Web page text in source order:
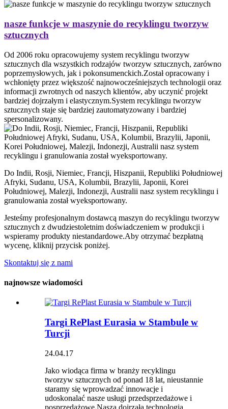
nasze funkcje w maszynie do recyklingu tworzyw
sztucznych
Od 2006 roku opracowujemy system recyklingu tworzyw
sztucznych dla wszystkich rodzajów tworzyw sztucznych, zarówno
poprzemysłowych, jak i pokonsumenckich.Został opracowany i
wchłonięty przez większość najnowocześniejszych technologii oraz
informacji zwrotnych od naszych klientów, aby uczynić projekt
bardziej dojrzałym i elastycznym.System recyklingu tworzyw
sztucznych staje się bardziej zautomatyzowany i bardziej
spersonalizowany.
Do Indii, Rosji, Niemiec, Francji, Hiszpanii, Republiki Południowej
Afryki, Sudanu, USA, Kolumbii, Brazylii, Japonii, Korei
Południowej, Malezji, Indonezji, Australii nasz system recyklingu i
granulowania został wyeksportowany.
Jesteśmy profesjonalnym dostawcą maszyn do recyklingu tworzyw
sztucznych z dwudziestoletnim doświadczeniem w produkcji i
wspieramy produkty niestandardowe.Aby otrzymać bezpłatną
wycenę, kliknij przycisk poniżej.
Skontaktuj się z nami
najnowsze wiadomości
Targi RePlast Eurasia w Stambule w
Turcji
24.04.17
Jako wiodąca firma w branży recyklingu
tworzyw sztucznych od ponad 18 lat, nieustannie
staramy się wprowadzać innowacje i
udoskonalać nasze usługi przedsprzedażowe i
posprzedażowe.Nasza dojrzała technologia